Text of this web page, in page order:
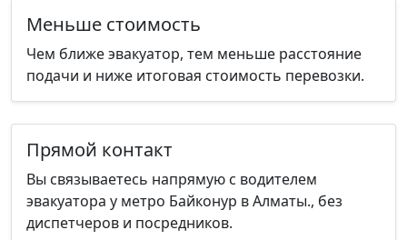
Меньше стоимость
Чем ближе эвакуатор, тем меньше расстояние
подачи и ниже итоговая стоимость перевозки.
Прямой контакт
Вы связываетесь напрямую с водителем
эвакуатора у метро Байконур в Алматы., без
диспетчеров и посредников.